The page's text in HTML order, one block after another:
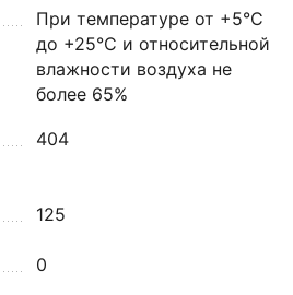
При температуре от +5°C
до +25°C и относительной
влажности воздуха не
более 65%
404
125
0